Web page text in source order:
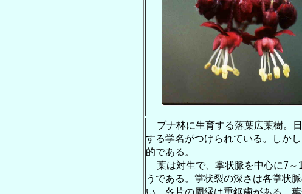
ブナ林に生育する落葉広葉樹。
する学名がつけられている。しか
的である。
葉は対生で、掌状脈を中心に7～
うである。掌状裂の深さは各掌状